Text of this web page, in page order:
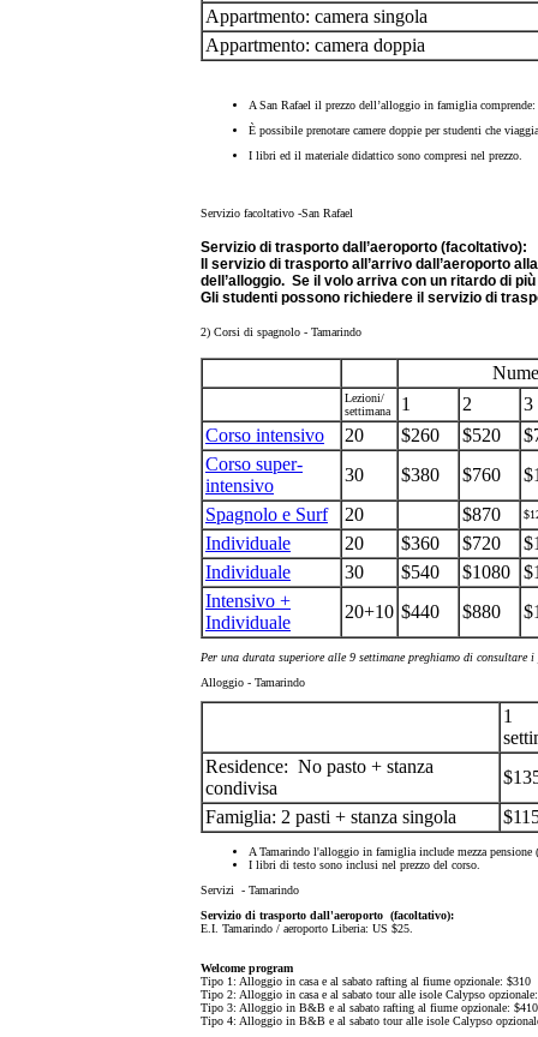
Appartmento: camera singola
Appartmento: camera doppia
A San Rafael il prezzo dell’alloggio in famiglia
È possibile prenotare camere doppie per studenti che
I libri ed il materiale didattico sono compresi nel prezzo.
Servizio facoltativo -San Rafael
Servizio di trasporto dall’aeroporto (facoltativo):
Il servizio di trasporto all’arrivo dall’aeroporto
dell’alloggio. Se il volo arriva con un ritardo di
Gli studenti possono richiedere il servizio di
2) Corsi di spagnolo - Tamarindo
Lezioni/
settimana
1 2
3
Corso intensivo
20 $260 $520
Corso super-
intensivo
30 $380 $760
Spagnolo e Surf
20 $870
Individuale 20 $360 $720
Individuale
30 $540 $1080
Intensivo +
Individuale
20+10 $440 $880
Per una durata superiore alle 9 settimane preghiamo di consultare
Alloggio - Tamarindo
1
Residence: No pasto + stanza
condivisa
Famiglia: 2 pasti + stanza singola
A Tamarindo l'alloggio in famiglia include mezza pensione
I libri di testo sono inclusi nel prezzo del corso.
Servizi - Tamarindo
Servizio di trasporto dall'aeroporto (facoltativo):
E.I. Tamarindo / aeroporto Liberia: US $25.
Welcome program
Tipo 1: Alloggio in casa e al sabato rafting al fiume opzionale: $310
Tipo 2: Alloggio in casa e al sabato tour alle isole Calypso
Tipo 3: Alloggio in B&B e al sabato rafting al fiume opzionale: $410
Tipo 4: Alloggio in B&B e al sabato tour alle isole Calypso